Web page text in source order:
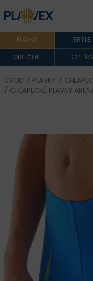
PLAVKY BRÝLE
OBLEČENÍ
ÚVOD / PLAVKY /
/ CHLAPECKÉ PLAVKY